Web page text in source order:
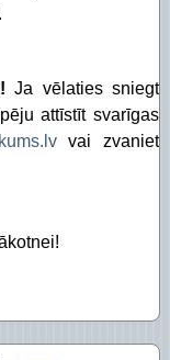
Ja vēlaties sniegt
attīstīt svarīgas
vai zvaniet